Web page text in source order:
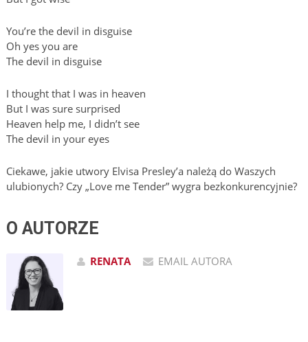
You’re the devil in disguise
Oh yes you are
The devil in disguise
I thought that I was in heaven
But I was sure surprised
Heaven help me, I didn’t see
The devil in your eyes
Ciekawe, jakie utwory Elvisa Presley’a należą do Waszych
ulubionych? Czy „Love me Tender” wygra bezkonkurencyjnie?
O AUTORZE
RENATA EMAIL AUTORA